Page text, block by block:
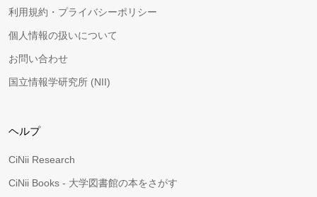
利用規約・プライバシーポリシー
個人情報の扱いについて
お問い合わせ
国立情報学研究所 (NII)
ヘルプ
CiNii Research
CiNii Books - 大学図書館の本をさがす